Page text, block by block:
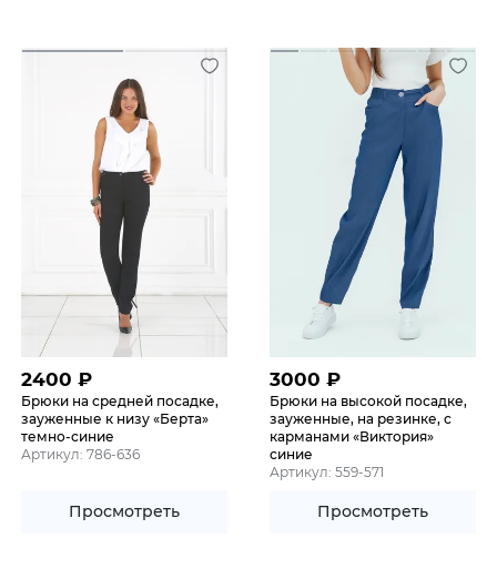
2400 ₽
Брюки на средней посадке,
зауженные к низу «Берта»
темно-синие
Артикул: 786-636
Просмотреть
3000 ₽
Брюки на высокой посадке,
зауженные, на резинке, с
карманами «Виктория»
синие
Артикул: 559-571
Просмотреть